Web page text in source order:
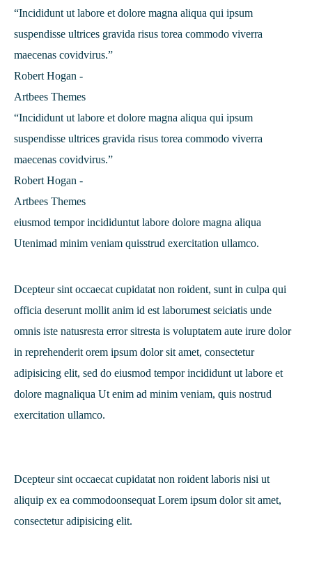
“Incididunt ut labore et dolore magna aliqua qui ipsum
suspendisse ultrices gravida risus torea commodo viverra
maecenas covidvirus.”
Robert Hogan -
Artbees Themes
“Incididunt ut labore et dolore magna aliqua qui ipsum
suspendisse ultrices gravida risus torea commodo viverra
maecenas covidvirus.”
Robert Hogan -
Artbees Themes
eiusmod tempor incididuntut labore dolore magna aliqua
Utenimad minim veniam quisstrud exercitation ullamco.
Dcepteur sint occaecat cupidatat non roident, sunt in culpa qui
officia deserunt mollit anim id est laborumest seiciatis unde
omnis iste natusresta error sitresta is voluptatem aute irure dolor
in reprehenderit orem ipsum dolor sit amet, consectetur
adipisicing elit, sed do eiusmod tempor incididunt ut labore et
dolore magnaliqua Ut enim ad minim veniam, quis nostrud
exercitation ullamco.
Dcepteur sint occaecat cupidatat non roident laboris nisi ut
aliquip ex ea commodoonsequat Lorem ipsum dolor sit amet,
consectetur adipisicing elit.